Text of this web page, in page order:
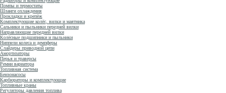
Помпы и термостаты
Шланги охлаждения
Прокладки и крепёж
Комплектующие колёс, вилки и маятника
Сальники и пыльники передней вилки
Направляющие передней вилки
Колёсные подшипники и пыльники
Ниппели колеса и демпферы
Слайдеры приводной цепи
Амортизаторы
Перья и траверсы
Ремни вариатора
Топливная система
Бензонасосы
Карбюраторы и комплектующие
Топливные краны
Регуляторы давления топлива